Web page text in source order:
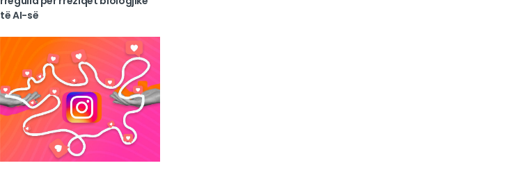
të AI-së